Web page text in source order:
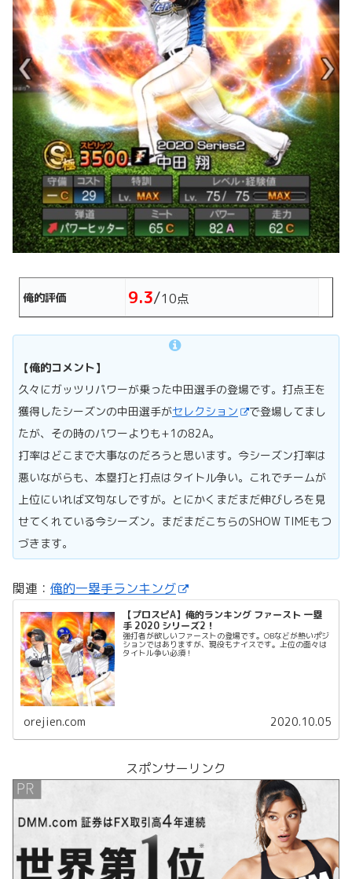
俺的評価 9.3/10点
【俺的コメント】
久々にガッツリパワーが乗った中田選手の登場です。打点王を
獲得したシーズンの中田選手がセレクション
で登場してまし
たが、その時のパワーよりも+1の82A。
打率はどこまで大事なのだろうと思います。今シーズン打率は
悪いながらも、本塁打と打点はタイトル争い。これでチームが
上位にいれば文句なしですが。とにかくまだまだ伸びしろを見
せてくれている今シーズン。まだまだこちらのSHOW TIMEもつ
づきます。
関連： 俺的一塁手ランキング
【プロスピA】俺的ランキング ファースト 一塁
手 2020 シリーズ2！
強打者が欲しいファーストの登場です。OBなどが熱いポジ
ションではありますが、現役もナイスです。上位の面々は
タイトル争い必須！
orejien.com 2020.10.05
スポンサーリンク